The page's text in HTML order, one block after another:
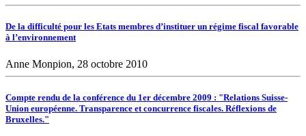
De la difficulté pour les Etats membres d’instituer un régime fiscal favorable
à l’environnement
Anne Monpion, 28 octobre 2010
Compte rendu de la conférence du 1er décembre 2009 : "Relations Suisse-
Union européenne. Transparence et concurrence fiscales. Réflexions de
Bruxelles."